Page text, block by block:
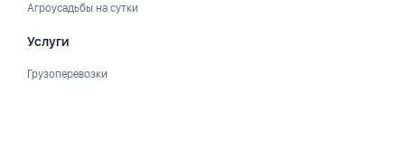
Агроусадьбы на сутки
Услуги
Грузоперевозки